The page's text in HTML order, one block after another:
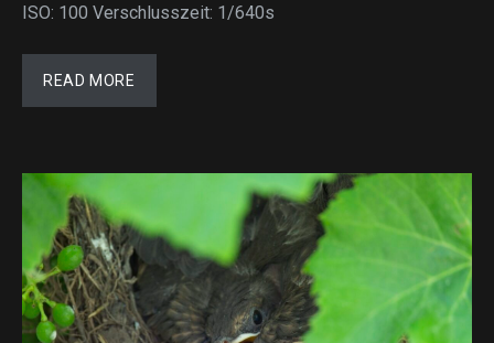
ISO: 100 Verschlusszeit: 1/640s
READ MORE